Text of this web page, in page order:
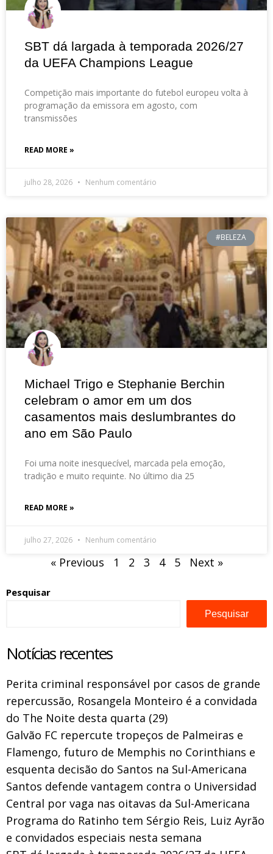
SBT dá largada à temporada 2026/27
da UEFA Champions League
Competição mais importante do futebol europeu volta à
programação da emissora em agosto, com
transmissões
READ MORE »
julho 28, 2026 Nenhum comentário
#BELEZA
Michael Trigo e Stephanie Berchin
celebram o amor em um dos
casamentos mais deslumbrantes do
ano em São Paulo
Foi uma noite inesquecível, marcada pela emoção,
tradição e muito requinte. No último dia 25
READ MORE »
julho 27, 2026 Nenhum comentário
« Previous 1 2 3 4 5 Next »
Pesquisar
Pesquisar
Notícias recentes
Perita criminal responsável por casos de grande
repercussão, Rosangela Monteiro é a convidada
do The Noite desta quarta (29)
Galvão FC repercute tropeços de Palmeiras e
Flamengo, futuro de Memphis no Corinthians e
esquenta decisão do Santos na Sul-Americana
Santos defende vantagem contra o Universidad
Central por vaga nas oitavas da Sul-Americana
Programa do Ratinho tem Sérgio Reis, Luiz Ayrão
e convidados especiais nesta semana